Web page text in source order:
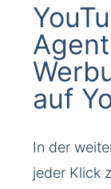
auf
In der
jeder Klick